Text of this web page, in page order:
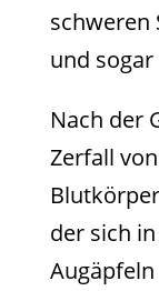
schweren
und
Nach der
Zerfall
der sich